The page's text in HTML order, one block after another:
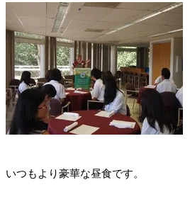
いつもより豪華な昼食です。